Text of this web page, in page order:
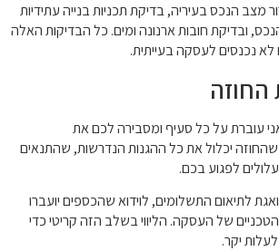
מצב הנכס בעיריה, בדיקת תכניות בנייה עתידיות
ובדיקת חובות ארנונה ומים. כל הבדיקות האלה
לא נכנסים לעסקה בעייתית.
החוזה
עוברת על כל סעיף ומסבירה לכם את
שהחוזה יכלול את כל ההגנות הנדרשות, שהתנאים
לפגוע בכם.
לתיאום התשלומים, לוידוא שהכספים יועברו
של העסקה. הליווי בשלב הזה קריטי כדי
יקר.